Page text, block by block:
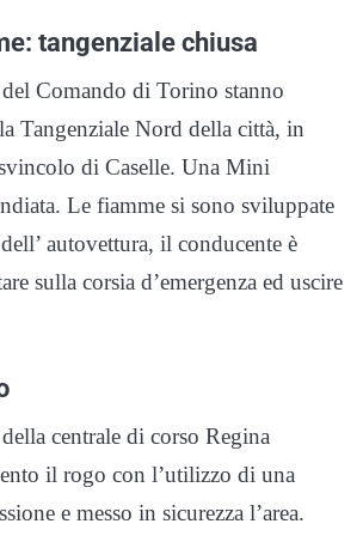
tangenziale chiusa
Comando di Torino stanno
Tangenziale Nord della città, in
di Caselle. Una Mini
Le fiamme si sono sviluppate
autovettura, il conducente è
sulla corsia d’emergenza ed uscire
centrale di corso Regina
il rogo con l’utilizzo di una
e messo in sicurezza l’area.